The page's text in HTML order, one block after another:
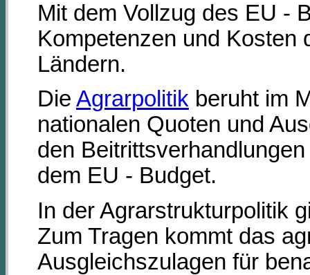
Mit dem Vollzug des EU -
Kompetenzen und Kosten
Ländern.
Die Agrarpolitik beruht im
nationalen Quoten und
den
dem EU - Budget.
In der Agrarstrukturpolitik
Zum Tragen kommt das
Ausgleichszulagen für